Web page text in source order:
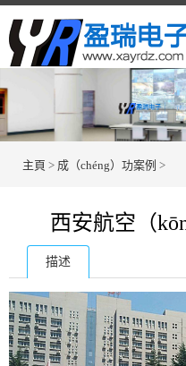
主頁 > 成（chéng）功案例 >
西安航空（
描述